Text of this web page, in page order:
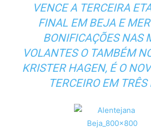
VENCE A TERCEIRA
FINAL EM BEJA E
BONIFICAÇÕES NAS
VOLANTES O TAMBÉM
KRISTER HAGEN, É O
TERCEIRO EM TRÊS